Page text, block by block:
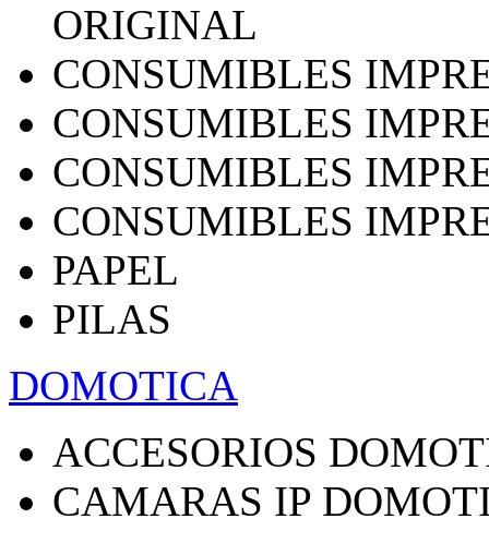
ORIGINAL
CONSUMIBLES
CONSUMIBLES
CONSUMIBLES
CONSUMIBLES
PAPEL
PILAS
DOMOTICA
ACCESORIOS
CAMARAS IP